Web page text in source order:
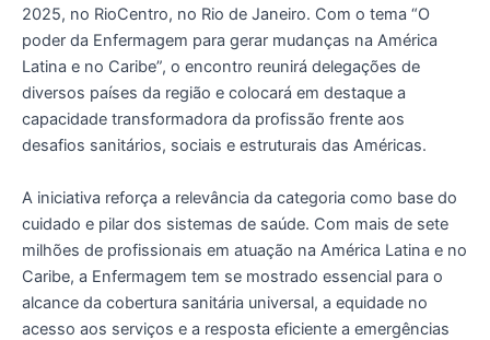
2025, no RioCentro, no Rio de Janeiro. Com o tema “O
poder da Enfermagem para gerar mudanças na América
Latina e no Caribe”, o encontro reunirá delegações de
diversos países da região e colocará em destaque a
capacidade transformadora da profissão frente aos
desafios sanitários, sociais e estruturais das Américas.
A iniciativa reforça a relevância da categoria como base do
cuidado e pilar dos sistemas de saúde. Com mais de sete
milhões de profissionais em atuação na América Latina e no
Caribe, a Enfermagem tem se mostrado essencial para o
alcance da cobertura sanitária universal, a equidade no
acesso aos serviços e a resposta eficiente a emergências